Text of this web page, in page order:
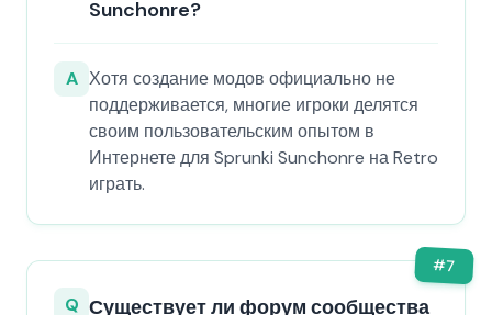
Sunchonre?
A Хотя создание модов официально не
поддерживается, многие игроки делятся
своим пользовательским опытом в
Интернете для Sprunki Sunchonre на Retro
играть.
#7
Q Существует ли форум сообщества